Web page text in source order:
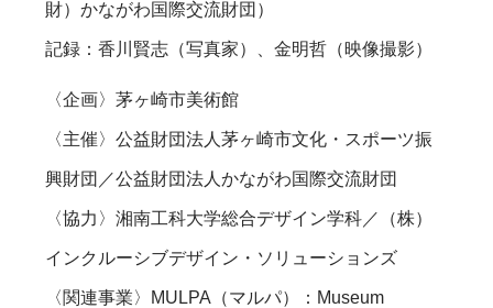
財）かながわ国際交流財団）
記録：香川賢志（写真家）、金明哲（映像撮影）
〈企画〉茅ヶ崎市美術館
〈主催〉公益財団法人茅ヶ崎市文化・スポーツ振
興財団／公益財団法人かながわ国際交流財団
〈協力〉湘南工科大学総合デザイン学科／（株）
インクルーシブデザイン・ソリューションズ
〈関連事業〉MULPA（マルパ）：Museum